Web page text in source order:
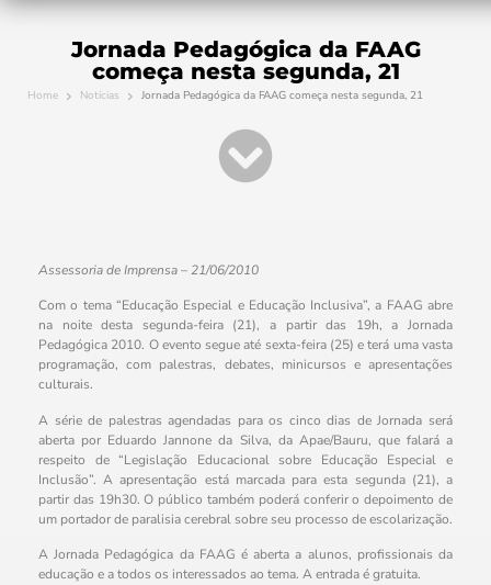
Jornada Pedagógica da FAAG
começa nesta segunda, 21
Home Notícias Jornada Pedagógica da FAAG começa nesta segunda, 21
Assessoria de Imprensa – 21/06/2010
Com o tema “Educação Especial e Educação Inclusiva”, a FAAG abre
na noite desta segunda-feira (21), a partir das 19h, a Jornada
Pedagógica 2010. O evento segue até sexta-feira (25) e terá uma vasta
programação, com palestras, debates, minicursos e apresentações
culturais.
A série de palestras agendadas para os cinco dias de Jornada será
aberta por Eduardo Jannone da Silva, da Apae/Bauru, que falará a
respeito de “Legislação Educacional sobre Educação Especial e
Inclusão”. A apresentação está marcada para esta segunda (21), a
partir das 19h30. O público também poderá conferir o depoimento de
um portador de paralisia cerebral sobre seu processo de escolarização.
A Jornada Pedagógica da FAAG é aberta a alunos, profissionais da
educação e a todos os interessados ao tema. A entrada é gratuita.